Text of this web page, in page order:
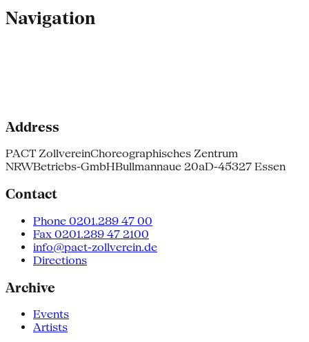
Navigation
Address
PACT ZollvereinChoreographisches Zentrum
NRWBetriebs-GmbHBullmannaue 20aD-45327 Essen
Contact
Phone 0201.289 47 00
Fax 0201.289 47 2100
info@pact-zollverein.de
Directions
Archive
Events
Artists